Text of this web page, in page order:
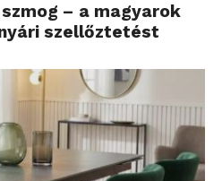
– a magyarok
szellőztetést